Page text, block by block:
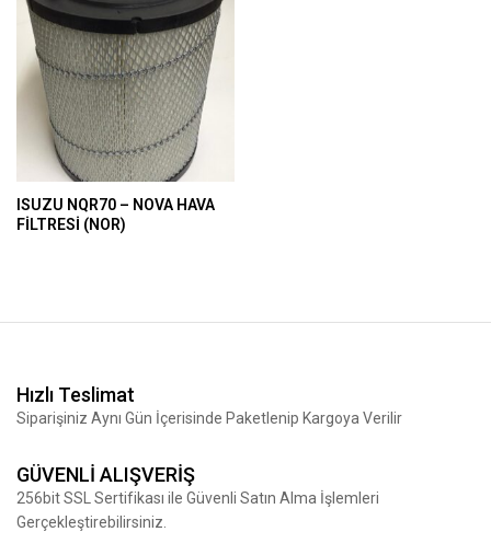
ISUZU NQR70 – NOVA HAVA
FİLTRESİ (NOR)
Hızlı Teslimat
Siparişiniz Aynı Gün İçerisinde Paketlenip Kargoya Verilir
GÜVENLİ ALIŞVERİŞ
256bit SSL Sertifikası ile Güvenli Satın Alma İşlemleri
Gerçekleştirebilirsiniz.